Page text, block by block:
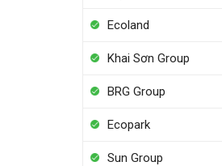
Ecoland
Khai Sơn Group
BRG Group
Ecopark
Sun Group